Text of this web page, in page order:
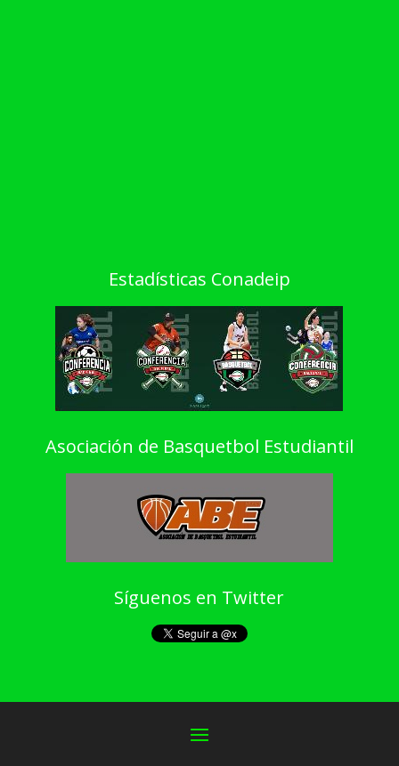
Estadísticas Conadeip
Asociación de Basquetbol Estudiantil
Síguenos en Twitter